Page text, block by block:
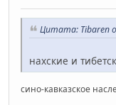
Цитата: Tibaren
нахские и
сино-кавказское